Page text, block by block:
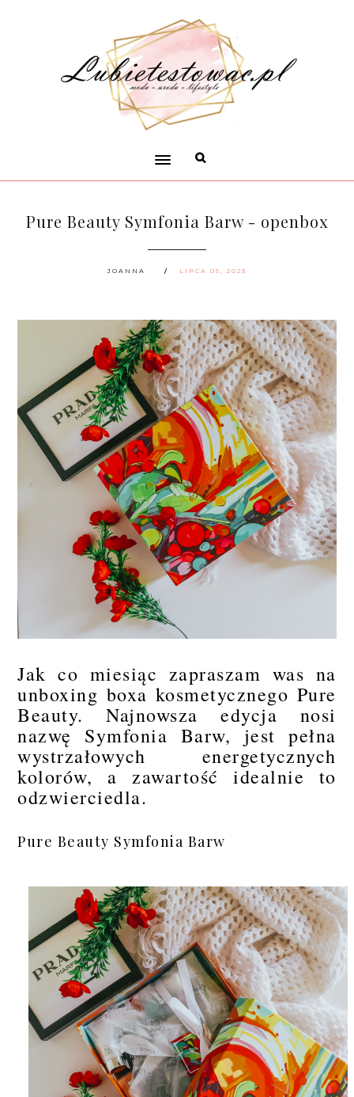
Pure Beauty Symfonia Barw - openbox
JOANNA LIPCA 05, 2023
Jak co miesiąc zapraszam was na
unboxing boxa kosmetycznego Pure
Beauty. Najnowsza edycja nosi
nazwę Symfonia Barw, jest pełna
wystrzałowych energetycznych
kolorów, a zawartość idealnie to
odzwierciedla.
Pure Beauty Symfonia Barw